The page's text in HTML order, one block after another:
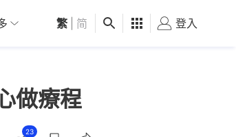
01深圳 觀點 健康 好食玩飛
繁 简 登入
做療程
23